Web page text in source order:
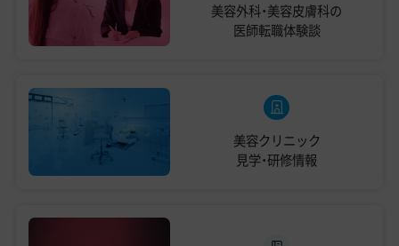
美容外科・美容皮膚科の
医師転職体験談
美容クリニック
見学・研修情報